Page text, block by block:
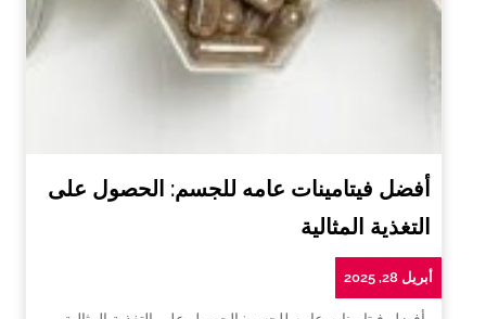
أفضل فيتامينات عامه للجسم: الحصول على
التغذية المثالية
أبريل 28, 2025